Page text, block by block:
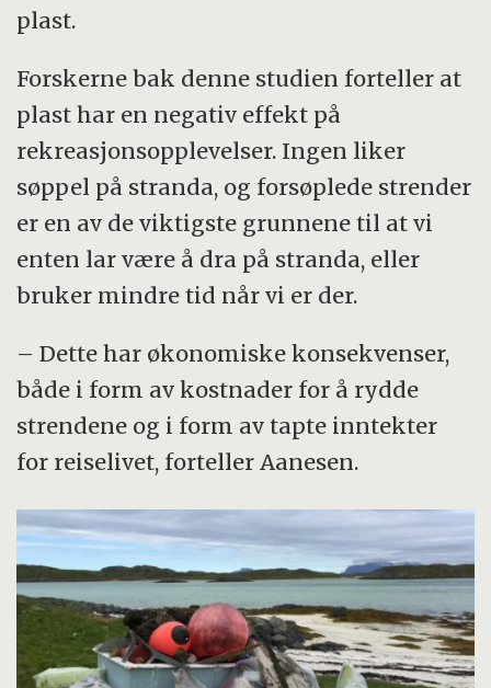
plast.
Forskerne bak denne studien forteller at
plast har en negativ effekt på
rekreasjonsopplevelser. Ingen liker
søppel på stranda, og forsøplede strender
er en av de viktigste grunnene til at vi
enten lar være å dra på stranda, eller
bruker mindre tid når vi er der.
– Dette har økonomiske konsekvenser,
både i form av kostnader for å rydde
strendene og i form av tapte inntekter
for reiselivet, forteller Aanesen.